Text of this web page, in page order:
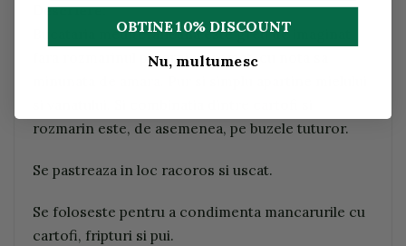
Descriere:
Bucataria mediteraneana este greu de imaginat
fara rozmarinul puternic, aromat, cu nota sa
rozmarin este, de asemenea, pe buzele tuturor.
Se pastreaza in loc racoros si uscat.
Se foloseste pentru a condimenta mancarurile cu
cartofi, fripturi si pui.
OBTINE 10% DISCOUNT
Nu, multumesc